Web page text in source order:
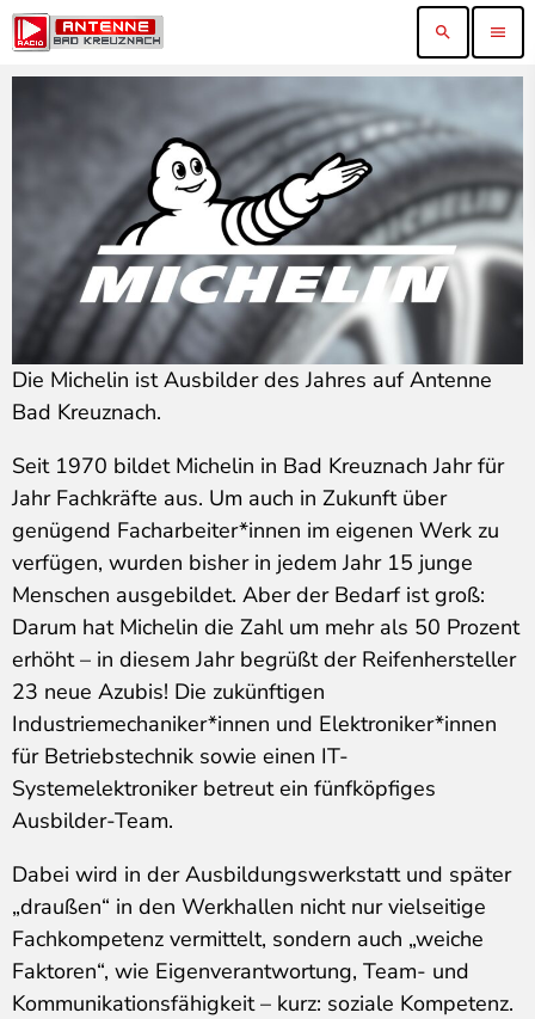
search menu
Die Michelin ist Ausbilder des Jahres auf Antenne
Bad Kreuznach.
Seit 1970 bildet Michelin in Bad Kreuznach Jahr für
Jahr Fachkräfte aus. Um auch in Zukunft über
genügend Facharbeiter*innen im eigenen Werk zu
verfügen, wurden bisher in jedem Jahr 15 junge
Menschen ausgebildet. Aber der Bedarf ist groß:
Darum hat Michelin die Zahl um mehr als 50 Prozent
erhöht – in diesem Jahr begrüßt der Reifenhersteller
23 neue Azubis! Die zukünftigen
Industriemechaniker*innen und Elektroniker*innen
für Betriebstechnik sowie einen IT-
Systemelektroniker betreut ein fünfköpfiges
Ausbilder-Team.
Dabei wird in der Ausbildungswerkstatt und später
„draußen“ in den Werkhallen nicht nur vielseitige
Fachkompetenz vermittelt, sondern auch „weiche
Faktoren“, wie Eigenverantwortung, Team- und
Kommunikationsfähigkeit – kurz: soziale Kompetenz.